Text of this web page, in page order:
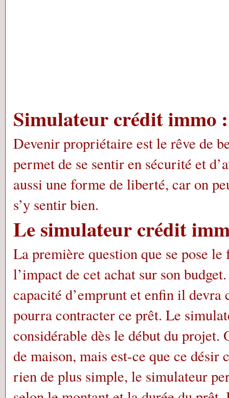
Simulateur crédit immo
Devenir propriétaire est le rêve de
permet de se sentir en sécurité et
aussi une forme de liberté, car on
s’y sentir bien.
Le simulateur crédit
La première question que se pose
l’impact de cet achat sur son
capacité d’emprunt et enfin il
pourra contracter ce prêt. Le
considérable dès le début du projet.
de maison, mais est-ce que ce désir
rien de plus simple, le simulateur